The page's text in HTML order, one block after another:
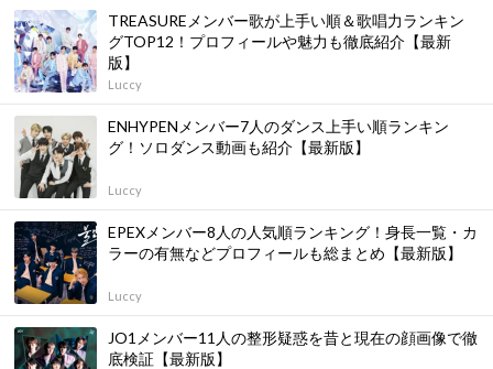
TREASUREメンバー歌が上手い順＆歌唱力ランキン
グTOP12！プロフィールや魅力も徹底紹介【最新
版】
Luccy
ENHYPENメンバー7人のダンス上手い順ランキン
グ！ソロダンス動画も紹介【最新版】
Luccy
EPEXメンバー8人の人気順ランキング！身長一覧・カ
ラーの有無などプロフィールも総まとめ【最新版】
Luccy
JO1メンバー11人の整形疑惑を昔と現在の顔画像で徹
底検証【最新版】